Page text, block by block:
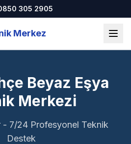
305 2905
Merkez
Beyaz Eşya
Merkezi
- 7/24 Profesyonel Teknik
Destek